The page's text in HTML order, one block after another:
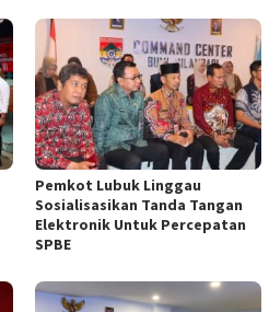
Pemkot Lubuk Linggau
Sosialisasikan Tanda Tangan
Elektronik Untuk Percepatan
SPBE